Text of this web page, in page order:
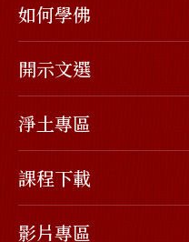
如何學佛
開示文選
淨土專區
課程下載
影片專區